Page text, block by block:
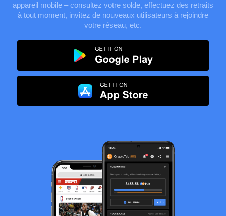
appareil mobile – consultez votre solde, effectuez des retraits
à tout moment, invitez de nouveaux utilisateurs à rejoindre
votre réseau, etc.